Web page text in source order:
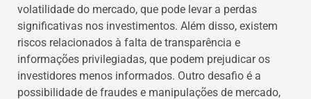
volatilidade do mercado, que pode levar a perdas
significativas nos investimentos. Além disso, existem
riscos relacionados à falta de transparência e
informações privilegiadas, que podem prejudicar os
investidores menos informados. Outro desafio é a
possibilidade de fraudes e manipulações de mercado,